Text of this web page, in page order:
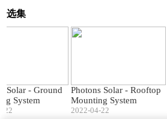
选集
Solar - Ground
System
22
Photons Solar - Rooftop
Mounting System
2022-04-22